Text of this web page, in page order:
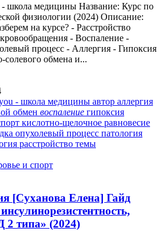
школа медицины Название: Курс по
физиологии (2024) Описание:
на курсе? - Расстройство
- Воспаление -
процесс - Аллергия - Гипоксия
солевого обмена и...
- школа медицины автор аллергия
обмен воспаление гипоксия
кислотно-щелочное равновесие
опухолевый процесс патология
расстройство темы
и спорт
[Суханова Елена] Гайд
2 типа» (2024)